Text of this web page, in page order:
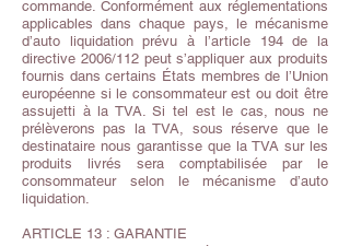
commande. Conformément aux réglementations
applicables dans chaque pays, le mécanisme
d’auto liquidation prévu à l’article 194 de la
directive 2006/112 peut s’appliquer aux produits
fournis dans certains États membres de l’Union
européenne si le consommateur est ou doit être
assujetti à la TVA. Si tel est le cas, nous ne
prélèverons pas la TVA, sous réserve que le
destinataire nous garantisse que la TVA sur les
produits livrés sera comptabilisée par le
consommateur selon le mécanisme d’auto
liquidation.
ARTICLE 13 : GARANTIE